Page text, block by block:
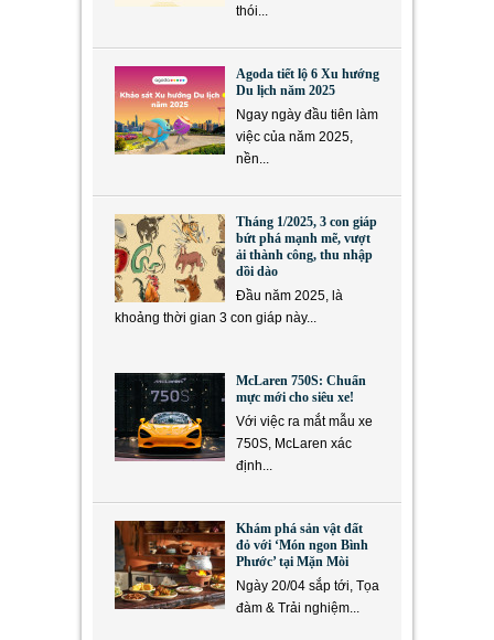
thói...
Agoda tiết lộ 6 Xu hướng
Du lịch năm 2025
Ngay ngày đầu tiên làm
việc của năm 2025,
nền...
Tháng 1/2025, 3 con giáp
bứt phá mạnh mẽ, vượt
ải thành công, thu nhập
dồi dào
Đầu năm 2025, là
khoảng thời gian 3 con giáp này...
McLaren 750S: Chuẩn
mực mới cho siêu xe!
Với việc ra mắt mẫu xe
750S, McLaren xác
định...
Khám phá sản vật đất
đỏ với ‘Món ngon Bình
Phước’ tại Mặn Mòi
Ngày 20/04 sắp tới, Tọa
đàm & Trải nghiệm...